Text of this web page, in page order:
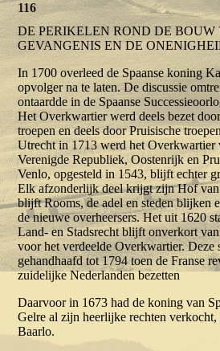
116
DE PERIKELEN ROND DE BOUW
GEVANGENIS EN DE
In 1700 overleed de Spaanse koning
opvolger na te laten. De discussie
ontaardde in de Spaanse
Het Overkwartier werd deels bezet
troepen en deels door Pruisische
Utrecht in 1713 werd het Overkwartier
Verenigde Republiek, Oostenrijk en
Venlo, opgesteld in 1543, blijft echter
Elk afzonderlijk deel krijgt zijn Hof van
blijft Rooms, de adel en steden blijken
de nieuwe overheersers. Het uit 1620
Land- en Stadsrecht blijft onverkort
voor het verdeelde Overkwartier. Deze
gehandhaafd tot 1794 toen de Franse
zuidelijke Nederlanden bezetten
Daarvoor in 1673 had de koning van
Gelre al zijn heerlijke rechten
Baarlo.